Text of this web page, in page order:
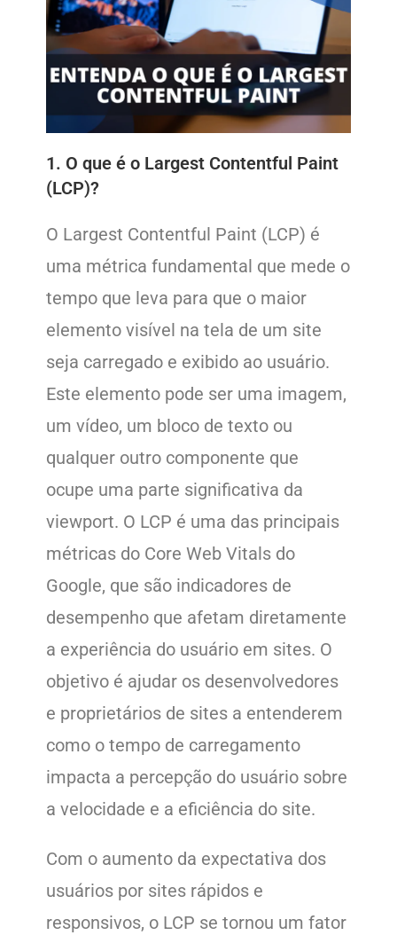
1. O que é o Largest Contentful Paint
(LCP)?
O Largest Contentful Paint (LCP) é
uma métrica fundamental que mede o
tempo que leva para que o maior
elemento visível na tela de um site
seja carregado e exibido ao usuário.
Este elemento pode ser uma imagem,
um vídeo, um bloco de texto ou
qualquer outro componente que
ocupe uma parte significativa da
viewport. O LCP é uma das principais
métricas do Core Web Vitals do
Google, que são indicadores de
desempenho que afetam diretamente
a experiência do usuário em sites. O
objetivo é ajudar os desenvolvedores
e proprietários de sites a entenderem
como o tempo de carregamento
impacta a percepção do usuário sobre
a velocidade e a eficiência do site.
Com o aumento da expectativa dos
usuários por sites rápidos e
responsivos, o LCP se tornou um fator